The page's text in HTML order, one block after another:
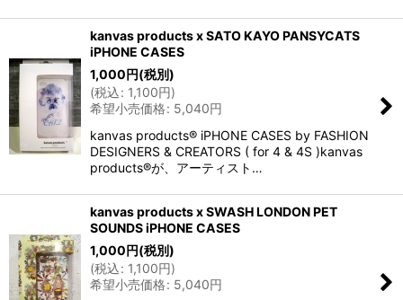
kanvas products x SATO KAYO PANSYCATS
iPHONE CASES
1,000円(税別)
(税込: 1,100円)
希望小売価格: 5,040円
kanvas products® iPHONE CASES by FASHION
DESIGNERS & CREATORS ( for 4 & 4S )kanvas
products®が、アーティスト…
kanvas products x SWASH LONDON PET
SOUNDS iPHONE CASES
1,000円(税別)
(税込: 1,100円)
希望小売価格: 5,040円